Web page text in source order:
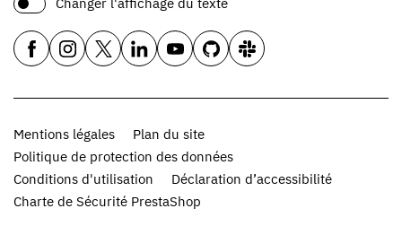
Mentions légales
Plan du site
Politique de protection des données
Conditions d'utilisation
Déclaration d’accessibilité
Charte de Sécurité PrestaShop